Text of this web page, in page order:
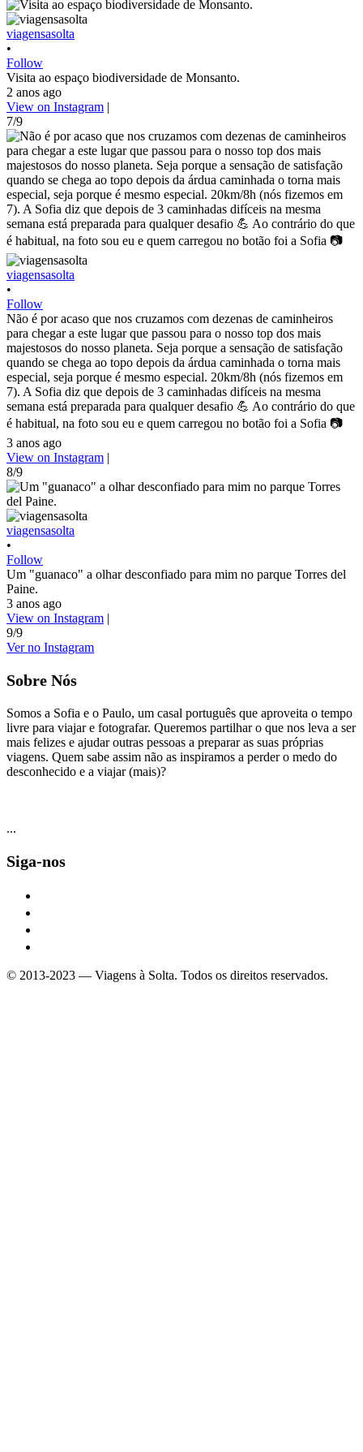
viagensasolta
•
Follow
Visita ao espaço biodiversidade de Monsanto.
2 anos ago
View on Instagram |
7/9
viagensasolta
•
Follow
Não é por acaso que nos cruzamos com dezenas de caminheiros
para chegar a este lugar que passou para o nosso top dos mais
majestosos do nosso planeta. Seja porque a sensação de satisfação
quando se chega ao topo depois da árdua caminhada o torna mais
especial, seja porque é mesmo especial. 20km/8h (nós fizemos em
7). A Sofia diz que depois de 3 caminhadas difíceis na mesma
semana está preparada para qualquer desafio 💪 Ao contrário do que
é habitual, na foto sou eu e quem carregou no botão foi a Sofia 📷
3 anos ago
View on Instagram |
8/9
viagensasolta
•
Follow
Um "guanaco" a olhar desconfiado para mim no parque Torres del
Paine.
3 anos ago
View on Instagram |
9/9
Ver no Instagram
Sobre Nós
Somos a Sofia e o Paulo, um casal português que aproveita o tempo
livre para viajar e fotografar. Queremos partilhar o que nos leva a ser
mais felizes e ajudar outras pessoas a preparar as suas próprias
viagens. Quem sabe assim não as inspiramos a perder o medo do
desconhecido e a viajar (mais)?
...
Siga-nos
© 2013-2023 — Viagens à Solta. Todos os direitos reservados.